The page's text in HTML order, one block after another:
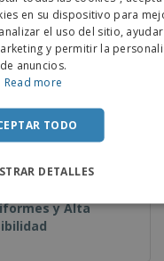
y Alta
en su dispositivo para
el uso del sitio,
y permitir la
de anuncios.
Read more
TODO
DETALLES